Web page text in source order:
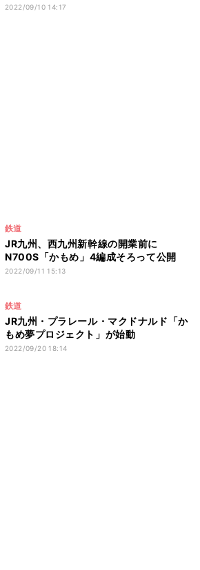
2022/09/10 14:17
鉄道
JR九州、西九州新幹線の開業前に
N700S「かもめ」4編成そろって公開
2022/09/11 15:13
鉄道
JR九州・プラレール・マクドナルド「か
もめ夢プロジェクト」が始動
2022/09/20 18:14